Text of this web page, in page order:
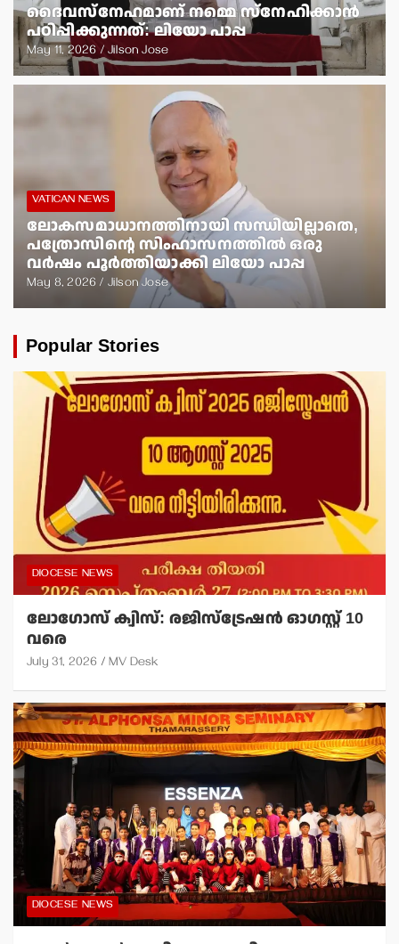
ദൈവസ്‌നേഹമാണ് നമ്മെ സ്‌നേഹിക്കാന്‍
പഠിപ്പിക്കുന്നത്: ലിയോ പാപ്പ
May 11, 2026 Jilson Jose
VATICAN NEWS
ലോകസമാധാനത്തിനായി സന്ധിയില്ലാതെ,
പത്രോസിന്റെ സിംഹാസനത്തില്‍ ഒരു
വര്‍ഷം പൂര്‍ത്തിയാക്കി ലിയോ പാപ്പ
May 8, 2026 Jilson Jose
Popular Stories
DIOCESE NEWS
ലോഗോസ് ക്വിസ്: രജിസ്‌ട്രേഷന്‍ ഓഗസ്റ്റ് 10
വരെ
July 31, 2026 MV Desk
DIOCESE NEWS